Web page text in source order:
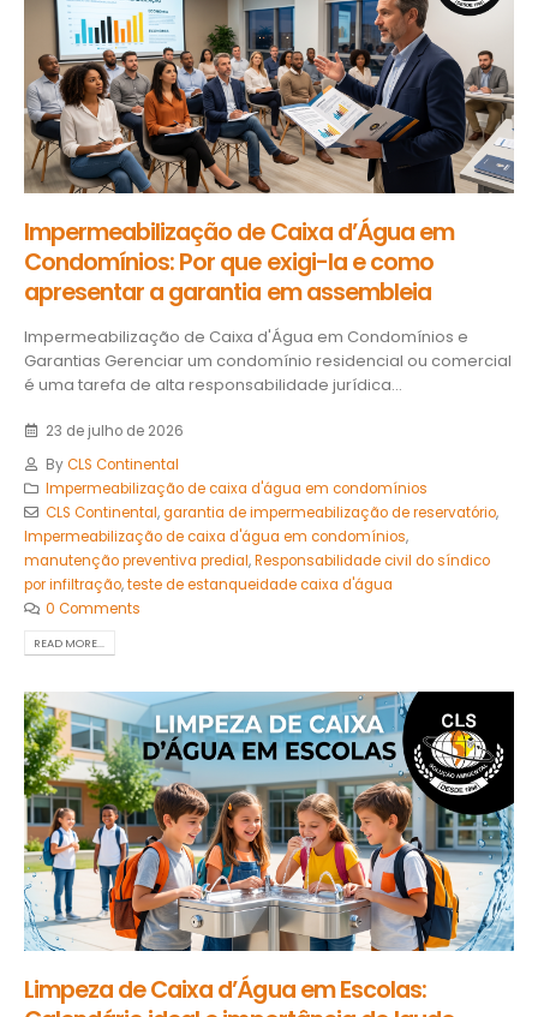
Impermeabilização de Caixa d’Água em
Condomínios: Por que exigi-la e como
apresentar a garantia em assembleia
Impermeabilização de Caixa d'Água em Condomínios e
Garantias Gerenciar um condomínio residencial ou comercial
é uma tarefa de alta responsabilidade jurídica...
23 de julho de 2026
ByCLS Continental
Impermeabilização de caixa d'água em condomínios
CLS Continental,garantia de impermeabilização de reservatório,
Impermeabilização de caixa d'água em condomínios,
manutenção preventiva predial,Responsabilidade civil do síndico
por infiltração,teste de estanqueidade caixa d'água
0 Comments
READ MORE...
Limpeza de Caixa d’Água em Escolas: